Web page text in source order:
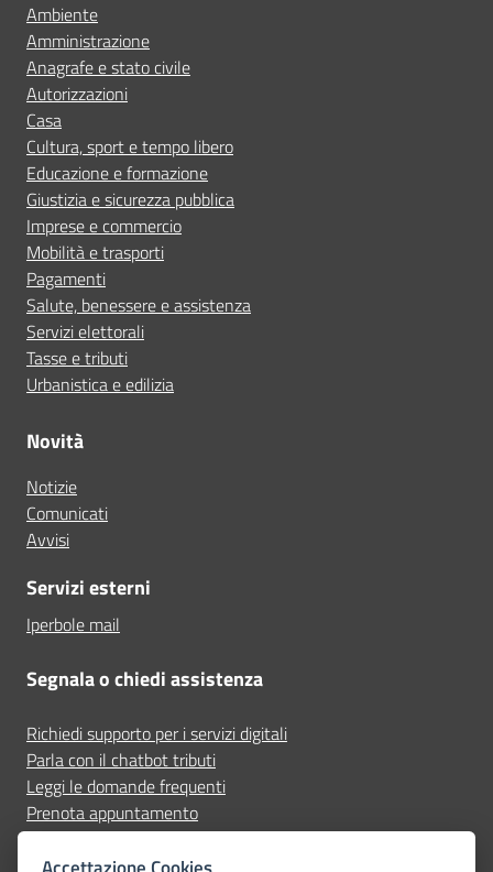
Ambiente
Amministrazione
Anagrafe e stato civile
Autorizzazioni
Casa
Cultura, sport e tempo libero
Educazione e formazione
Giustizia e sicurezza pubblica
Imprese e commercio
Mobilità e trasporti
Pagamenti
Salute, benessere e assistenza
Servizi elettorali
Tasse e tributi
Urbanistica e edilizia
Novità
Notizie
Comunicati
Avvisi
Servizi esterni
Iperbole mail
Segnala o chiedi assistenza
Richiedi supporto per i servizi digitali
Parla con il chatbot tributi
Leggi le domande frequenti
Prenota appuntamento
Segnala disservizio